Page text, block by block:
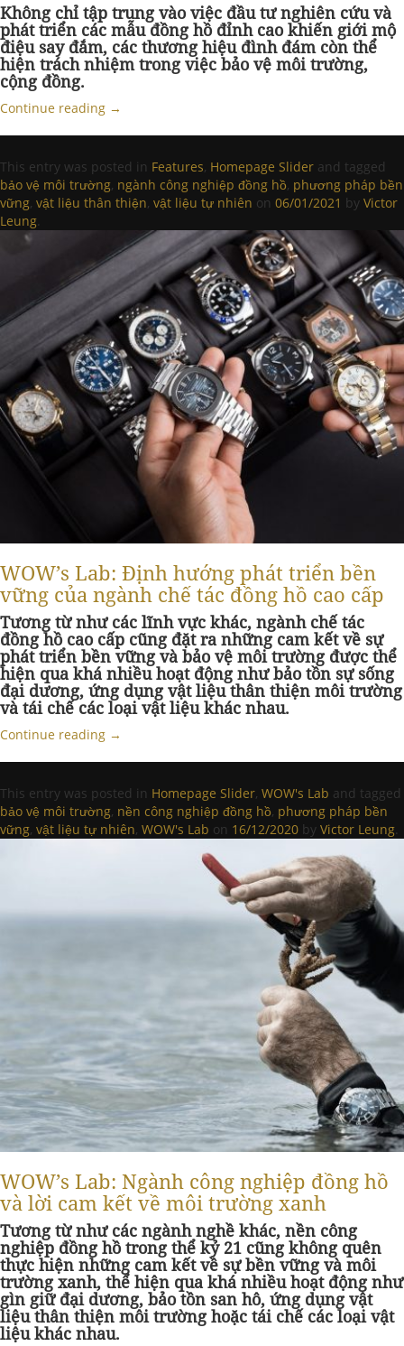
Không chỉ tập trung vào việc đầu tư nghiên cứu và
phát triển các mẫu đồng hồ đỉnh cao khiến giới mộ
điệu say đắm, các thương hiệu đình đám còn thể
hiện trách nhiệm trong việc bảo vệ môi trường,
cộng đồng.
Continue reading →
This entry was posted in Features, Homepage Slider and tagged
bảo vệ môi trường, ngành công nghiệp đồng hồ, phương pháp bền
vững, vật liệu thân thiện, vật liệu tự nhiên on 06/01/2021 by Victor
Leung.
WOW’s Lab: Định hướng phát triển bền
vững của ngành chế tác đồng hồ cao cấp
Tương từ như các lĩnh vực khác, ngành chế tác
đồng hồ cao cấp cũng đặt ra những cam kết về sự
phát triển bền vững và bảo vệ môi trường được thể
hiện qua khá nhiều hoạt động như bảo tồn sự sống
đại dương, ứng dụng vật liệu thân thiện môi trường
và tái chế các loại vật liệu khác nhau.
Continue reading →
This entry was posted in Homepage Slider, WOW's Lab and tagged
bảo vệ môi trường, nền công nghiệp đồng hồ, phương pháp bền
vững, vật liệu tự nhiên, WOW's Lab on 16/12/2020 by Victor Leung.
WOW’s Lab: Ngành công nghiệp đồng hồ
và lời cam kết về môi trường xanh
Tương từ như các ngành nghề khác, nền công
nghiệp đồng hồ trong thể kỷ 21 cũng không quên
thực hiện những cam kết về sự bền vững và môi
trường xanh, thể hiện qua khá nhiều hoạt động như
gìn giữ đại dương, bảo tồn san hô, ứng dụng vật
liệu thân thiện môi trường hoặc tái chế các loại vật
liệu khác nhau.